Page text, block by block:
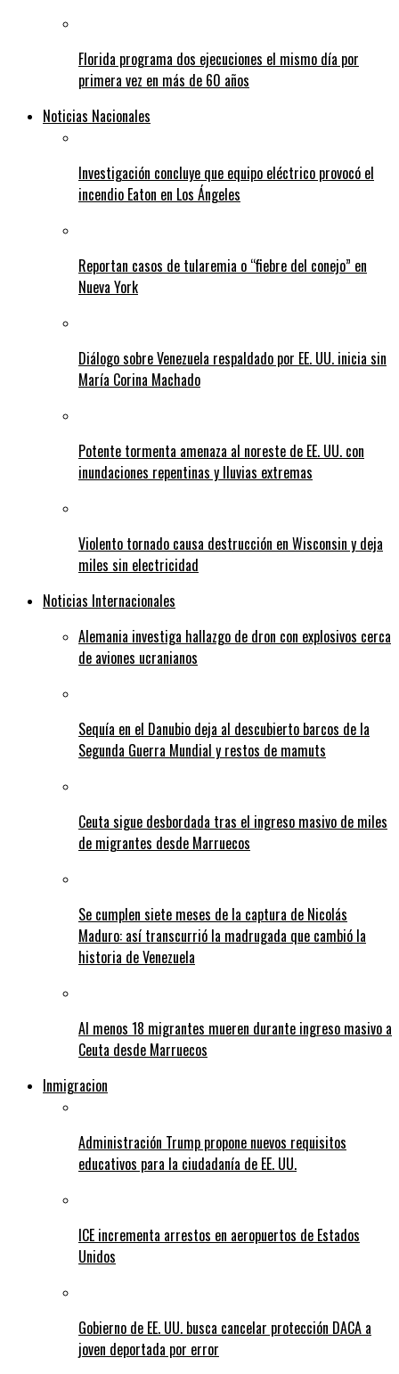
Florida programa dos ejecuciones el mismo día por
primera vez en más de 60 años
Noticias Nacionales
Investigación concluye que equipo eléctrico provocó el
incendio Eaton en Los Ángeles
Reportan casos de tularemia o “fiebre del conejo” en
Nueva York
Diálogo sobre Venezuela respaldado por EE. UU. inicia sin
María Corina Machado
Potente tormenta amenaza al noreste de EE. UU. con
inundaciones repentinas y lluvias extremas
Violento tornado causa destrucción en Wisconsin y deja
miles sin electricidad
Noticias Internacionales
Alemania investiga hallazgo de dron con explosivos cerca
de aviones ucranianos
Sequía en el Danubio deja al descubierto barcos de la
Segunda Guerra Mundial y restos de mamuts
Ceuta sigue desbordada tras el ingreso masivo de miles
de migrantes desde Marruecos
Se cumplen siete meses de la captura de Nicolás
Maduro: así transcurrió la madrugada que cambió la
historia de Venezuela
Al menos 18 migrantes mueren durante ingreso masivo a
Ceuta desde Marruecos
Inmigracion
Administración Trump propone nuevos requisitos
educativos para la ciudadanía de EE. UU.
ICE incrementa arrestos en aeropuertos de Estados
Unidos
Gobierno de EE. UU. busca cancelar protección DACA a
joven deportada por error